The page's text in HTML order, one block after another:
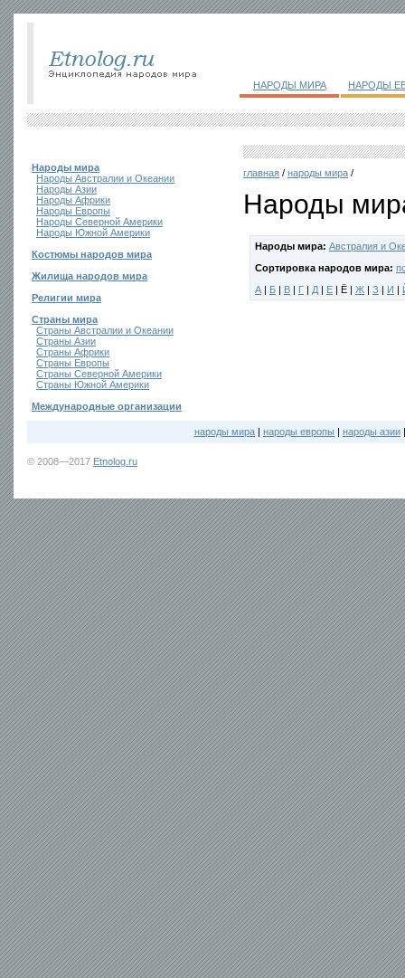
НАРОДЫ МИРА НАРОДЫ
Народы мира
Народы Австралии и Океании
Народы Азии
Народы Африки
Народы Европы
Народы Северной Америки
Народы Южной Америки
Костюмы народов мира
Жилища народов мира
Религии мира
Страны мира
Страны Австралии и Океании
Страны Азии
Страны Африки
Страны Европы
Страны Северной Америки
Страны Южной Америки
Международные организации
главная / народы мира /
Народы
Народы мира: Австралия и
Сортировка народов мира:
А | Б | В | Г | Д | Е | Ё | Ж | З | И |
народы мира | народы европы | народы азии
© 2008—2017 Etnolog.ru